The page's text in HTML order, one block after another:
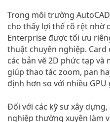
Trong môi trường
cho thấy lợi thế rõ rệt nhờ
Enterprise được tối ưu
thuật chuyên nghiệp.
các bản vẽ 2D phức tạp
giúp thao tác zoom, pan
định hơn so với nhiều
Đối với các kỹ sư xây
nghiệp thường xuyên làm